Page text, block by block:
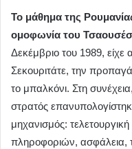
Το μάθημα της
ομοφωνία του
Δεκέμβριο του 1989,
Σεκουριτάτε, την
το μπαλκόνι. Στη
στρατός
μηχανισμός:
πληροφοριών, ασφάλεια,